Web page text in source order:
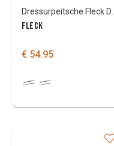
FLECK
€ 54.95